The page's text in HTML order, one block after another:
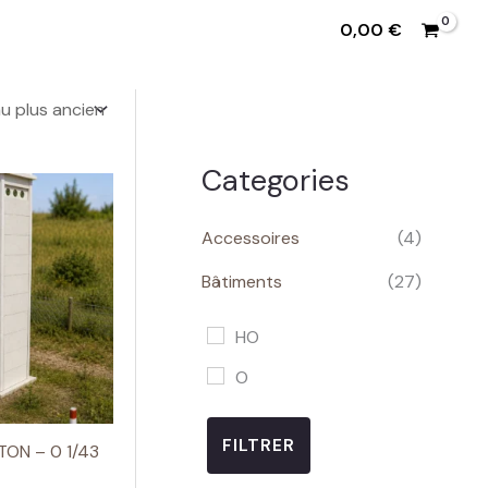
0,00 €
– 0 1/43
Categories
Accessoires
(4)
Bâtiments
(27)
HO
O
FILTRER